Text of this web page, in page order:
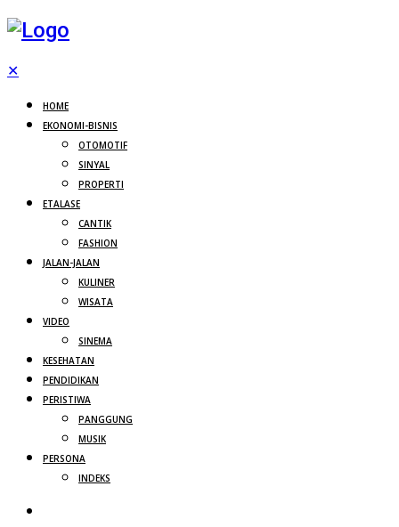
✕
HOME
EKONOMI-BISNIS
OTOMOTIF
SINYAL
PROPERTI
ETALASE
CANTIK
FASHION
JALAN-JALAN
KULINER
WISATA
VIDEO
SINEMA
KESEHATAN
PENDIDIKAN
PERISTIWA
PANGGUNG
MUSIK
PERSONA
INDEKS